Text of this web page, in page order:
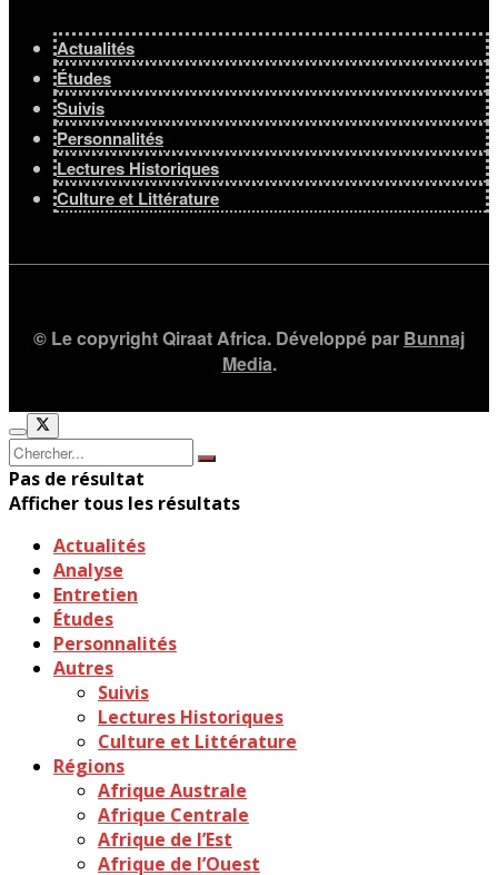
Actualités
Études
Suivis
Personnalités
Lectures Historiques
Culture et Littérature
© Le copyright Qiraat Africa. Développé par Bunnaj
Media.
Pas de résultat
Afficher tous les résultats
Actualités
Analyse
Entretien
Études
Personnalités
Autres
Suivis
Lectures Historiques
Culture et Littérature
Régions
Afrique Australe
Afrique Centrale
Afrique de l’Est
Afrique de l’Ouest